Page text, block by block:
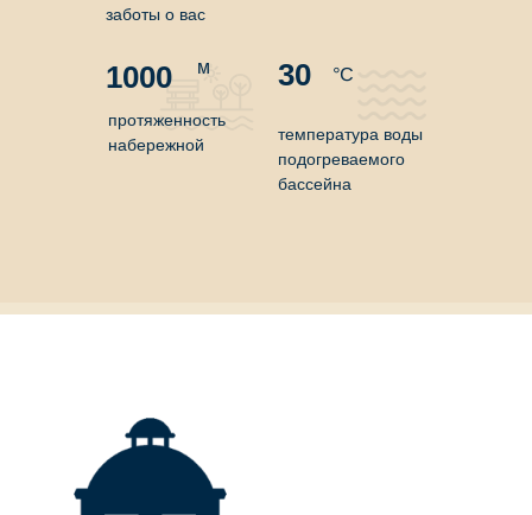
заботы о вас
30
температура воды
подогреваемого
бассейна
°C
1000 м
протяженность
набережной